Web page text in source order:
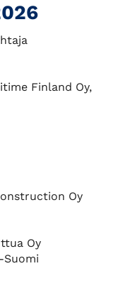
Finland Oy,
Oy
Oy
Suomi